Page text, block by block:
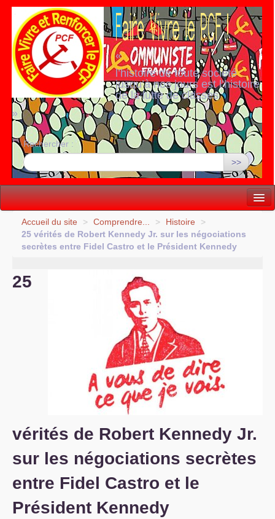
«
l’histoire de toute société
jusqu’à nos jours est l’histoire
de la lutte de classes
»
Rechercher :
>>
Vie politique
Lutter, Unir...
Accueil du site > Comprendre... > Histoire
>
25 vérités de Robert Kennedy Jr. sur les négociations
secrètes entre Fidel Castro et le Président Kennedy
25
vérités de Robert Kennedy Jr.
sur les négociations secrètes
entre Fidel Castro et le
Président Kennedy